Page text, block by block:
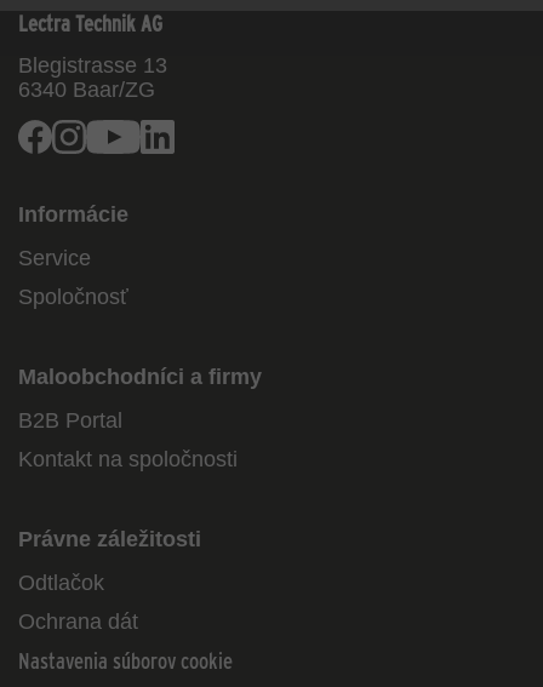
Lectra Technik AG
Blegistrasse 13
6340 Baar/ZG
Facebook
InstagramYoutube
Informácie
Service
Spoločnosť
Maloobchodníci a firmy
B2B Portal
Kontakt na spoločnosti
Právne záležitosti
Odtlačok
Ochrana dát
Nastavenia súborov cookie